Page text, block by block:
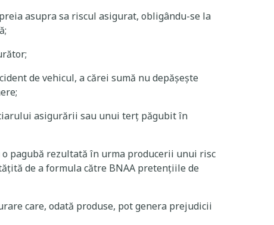
asupra sa riscul asigurat, obligându-se la
de vehicul, a cărei sumă nu depășește
asigurării sau unui terț păgubit în
pagubă rezultată în urma producerii unui risc
de a formula către BNAA pretențiile de
care, odată produse, pot genera prejudicii